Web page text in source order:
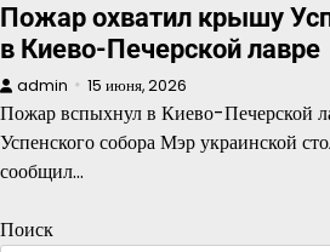
Пожар охватил крышу
в Киево-Печерской лавре
admin 15 июня, 2026
Пожар вспыхнул в Киево-Печерской
Успенского собора Мэр украинской
сообщил…
Поиск